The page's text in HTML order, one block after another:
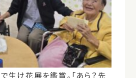
生け花展を鑑賞。「あら？先